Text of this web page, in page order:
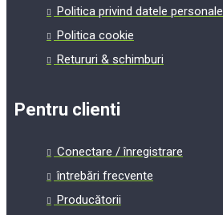
Politica privind datele personale
Politica cookie
Retururi & schimburi
Pentru clienti
Conectare / înregistrare
întrebări frecvente
Producătorii